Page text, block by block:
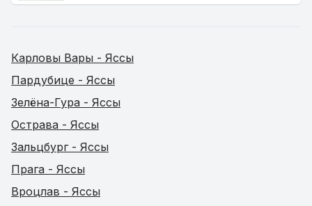
Карловы Вары - Яссы
Пардубице - Яссы
Зелёна-Гура - Яссы
Острава - Яссы
Зальцбург - Яссы
Прага - Яссы
Вроцлав - Яссы